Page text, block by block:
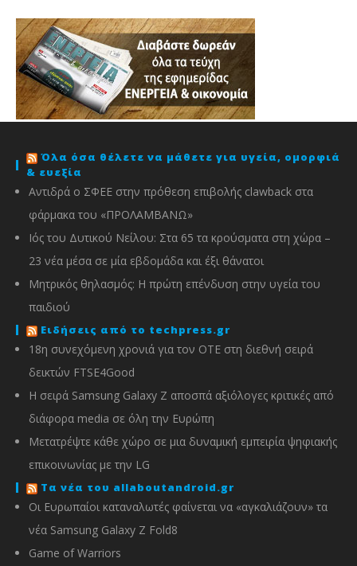
Όλα όσα θέλετε να μάθετε για υγεία, ομορφιά
& ευεξία
Αντιδρά ο ΣΦΕΕ στην πρόθεση επιβολής clawback στα
φάρμακα του «ΠΡΟΛΑΜΒΑΝΩ»
Ιός του Δυτικού Νείλου: Στα 65 τα κρούσματα στη χώρα –
23 νέα μέσα σε μία εβδομάδα και έξι θάνατοι
Μητρικός θηλασμός: Η πρώτη επένδυση στην υγεία του
παιδιού
Ειδήσεις από το techpress.gr
18η συνεχόμενη χρονιά για τον ΟΤΕ στη διεθνή σειρά
δεικτών FTSE4Good
Η σειρά Samsung Galaxy Z αποσπά αξιόλογες κριτικές από
διάφορα media σε όλη την Ευρώπη
Μετατρέψτε κάθε χώρο σε μια δυναμική εμπειρία ψηφιακής
επικοινωνίας με την LG
Τα νέα του allaboutandroid.gr
Οι Ευρωπαίοι καταναλωτές φαίνεται να «αγκαλιάζουν» τα
νέα Samsung Galaxy Z Fold8
Game of Warriors